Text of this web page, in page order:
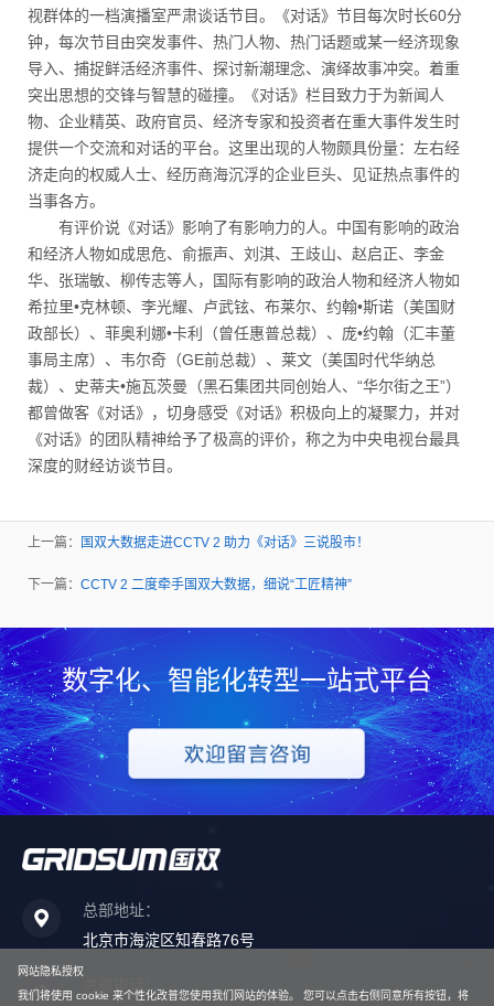
视群体的一档演播室严肃谈话节目。《对话》节目每次时长60分
钟，每次节目由突发事件、热门人物、热门话题或某一经济现象
导入、捕捉鲜活经济事件、探讨新潮理念、演绎故事冲突。着重
突出思想的交锋与智慧的碰撞。《对话》栏目致力于为新闻人
物、企业精英、政府官员、经济专家和投资者在重大事件发生时
提供一个交流和对话的平台。这里出现的人物颇具份量：左右经
济走向的权威人士、经历商海沉浮的企业巨头、见证热点事件的
当事各方。
有评价说《对话》影响了有影响力的人。中国有影响的政治
和经济人物如成思危、俞振声、刘淇、王歧山、赵启正、李金
华、张瑞敏、柳传志等人，国际有影响的政治人物和经济人物如
希拉里•克林顿、李光耀、卢武铉、布莱尔、约翰•斯诺（美国财
政部长）、菲奥利娜•卡利（曾任惠普总裁）、庞•约翰（汇丰董
事局主席）、韦尔奇（GE前总裁）、莱文（美国时代华纳总
裁）、史蒂夫•施瓦茨曼（黑石集团共同创始人、“华尔街之王”）
都曾做客《对话》，切身感受《对话》积极向上的凝聚力，并对
《对话》的团队精神给予了极高的评价，称之为中央电视台最具
深度的财经访谈节目。
上一篇： 国双大数据走进CCTV 2 助力《对话》三说股市！
下一篇： CCTV 2 二度牵手国双大数据，细说“工匠精神”
数字化、智能化转型一站式平台
总部地址：
北京市海淀区知春路76号
网站隐私授权
我们将使用 cookie 来个性化改普您使用我们网站的体验。 您可以点击右侧同意所有按钮，将